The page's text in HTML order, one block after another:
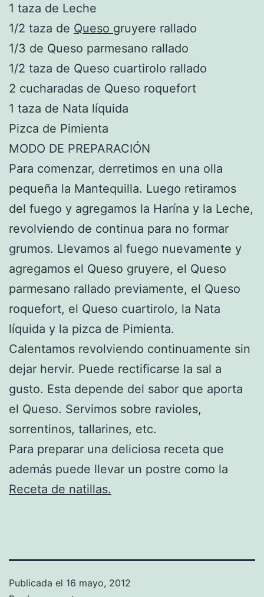
1 taza de Leche
1/2 taza de Queso gruyere rallado
1/3 de Queso parmesano rallado
1/2 taza de Queso cuartirolo rallado
2 cucharadas de Queso roquefort
1 taza de Nata líquida
Pizca de Pimienta
MODO DE PREPARACIÓN
Para comenzar, derretimos en una olla
pequeña la Mantequilla. Luego retiramos
del fuego y agregamos la Harína y la Leche,
revolviendo de continua para no formar
grumos. Llevamos al fuego nuevamente y
agregamos el Queso gruyere, el Queso
parmesano rallado previamente, el Queso
roquefort, el Queso cuartirolo, la Nata
líquida y la pizca de Pimienta.
Calentamos revolviendo continuamente sin
dejar hervir. Puede rectificarse la sal a
gusto. Esta depende del sabor que aporta
el Queso. Servimos sobre ravioles,
sorrentinos, tallarines, etc.
Para preparar una deliciosa receta que
además puede llevar un postre como la
Receta de natillas.
Publicada el 16 mayo, 2012